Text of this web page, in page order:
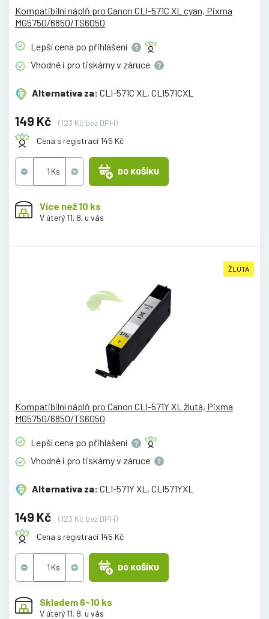
Kompatibilní náplň pro Canon CLI-571C XL cyan, Pixma
MG5750/6850/TS6050
Lepší cena po přihlášení
Vhodné i pro tiskárny v záruce
Alternativa za: CLI-571C XL, CLI571CXL
149 Kč
(123 Kč bez DPH)
Cena s registrací 145 Kč
DO KOŠÍKU
Více než 10 ks
V úterý 11. 8. u vás
ŽLUTÁ
Kompatibilní náplň pro Canon CLI-571Y XL žlutá, Pixma
MG5750/6850/TS6050
Lepší cena po přihlášení
Vhodné i pro tiskárny v záruce
Alternativa za: CLI-571Y XL, CLI571YXL
149 Kč
(123 Kč bez DPH)
Cena s registrací 145 Kč
DO KOŠÍKU
Skladem 6-10 ks
V úterý 11. 8. u vás